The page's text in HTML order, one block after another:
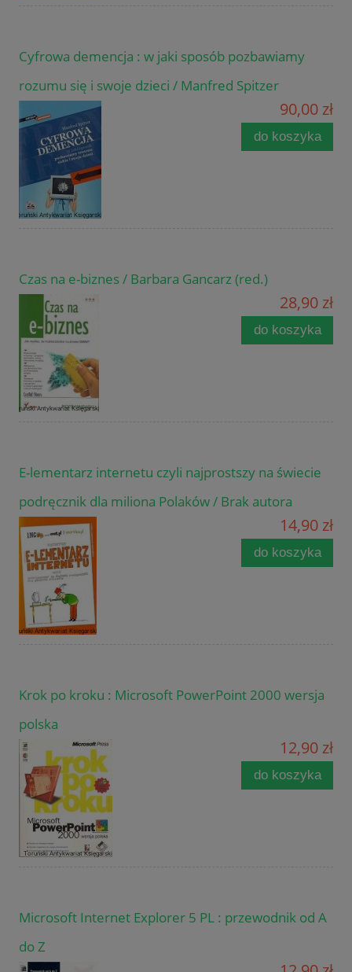
Cyfrowa demencja : w jaki sposób pozbawiamy
rozumu się i swoje dzieci / Manfred Spitzer
90,00 zł
do koszyka
Czas na e-biznes / Barbara Gancarz (red.)
28,90 zł
do koszyka
E-lementarz internetu czyli najprostszy na świecie
podręcznik dla miliona Polaków / Brak autora
14,90 zł
do koszyka
Krok po kroku : Microsoft PowerPoint 2000 wersja
polska
12,90 zł
do koszyka
Microsoft Internet Explorer 5 PL : przewodnik od A
do Z